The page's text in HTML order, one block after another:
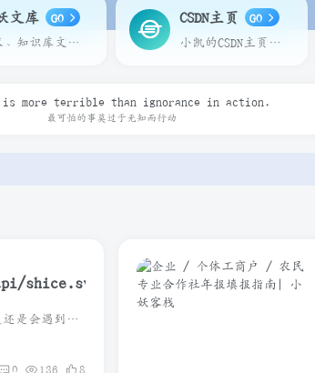
文库
GO
学术、知识库文章在线预览下载
CSDN主页
GO
小凯的CSDN主页，请多多关照
is more terrible than ignorance in action.
最可怕的事莫过于无知而行动
写在开头，即使已经给了很详细的教程，很多朋友还是会遇到这样或者那样的问题，建议浏览器开无痕模式重新按照教程走一遍，其次是看评论区大佬们的回答，最后实在解决不了的话建议直接上海鲜市场...
0 136 8